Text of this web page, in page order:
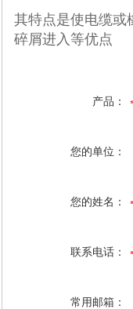
其特点是使电缆或
碎屑进入等优点
产品：
您的单位：
您的姓名：
联系电话：
常用邮箱：